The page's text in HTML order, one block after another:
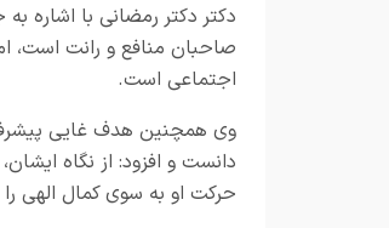
دکتر دکتر رمضانی با اشاره
صاحبان منافع و رانت است،
اجتماعی است.
وی همچنین هدف غایی
دانست و افزود: از نگاه
حرکت او به سوی کمال الهی را